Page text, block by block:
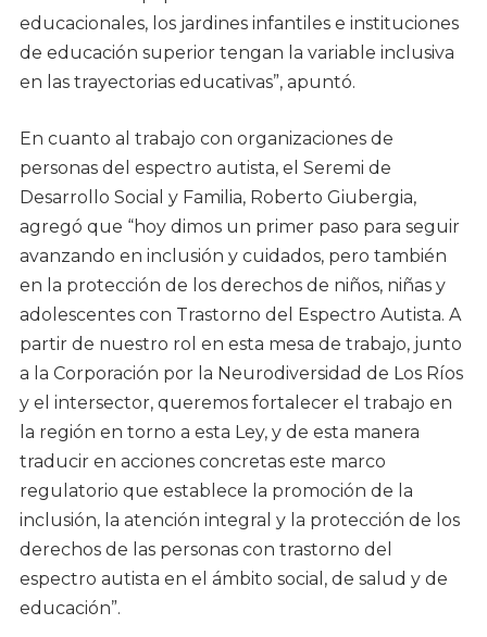
educacionales, los jardines infantiles e instituciones
de educación superior tengan la variable inclusiva
en las trayectorias educativas”, apuntó.
En cuanto al trabajo con organizaciones de
personas del espectro autista, el Seremi de
Desarrollo Social y Familia, Roberto Giubergia,
agregó que “hoy dimos un primer paso para seguir
avanzando en inclusión y cuidados, pero también
en la protección de los derechos de niños, niñas y
adolescentes con Trastorno del Espectro Autista. A
partir de nuestro rol en esta mesa de trabajo, junto
a la Corporación por la Neurodiversidad de Los Ríos
y el intersector, queremos fortalecer el trabajo en
la región en torno a esta Ley, y de esta manera
traducir en acciones concretas este marco
regulatorio que establece la promoción de la
inclusión, la atención integral y la protección de los
derechos de las personas con trastorno del
espectro autista en el ámbito social, de salud y de
educación”.